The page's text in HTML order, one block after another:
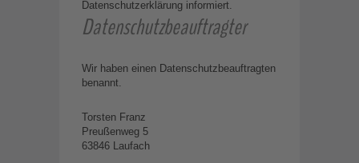
Datenschutzerklärung informiert.
Datenschutz­beauftragter
Wir haben einen Datenschutzbeauftragten
benannt.
Torsten Franz
Preußenweg 5
63846 Laufach